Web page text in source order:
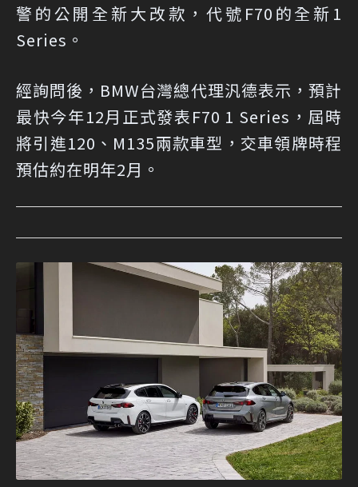
警的公開全新大改款，代號F70的全新1
Series。
經詢問後，BMW台灣總代理汎德表示，預計
最快今年12月正式發表F70 1 Series，屆時
將引進120、M135兩款車型，交車領牌時程
預估約在明年2月。